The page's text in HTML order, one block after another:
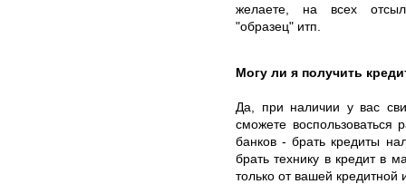
желаете, на всех
"образец" итп.
Могу ли я получить
Да, при наличии у вас
сможете
банков - брать кредиты
брать технику в кредит в
только от вашей кредитной